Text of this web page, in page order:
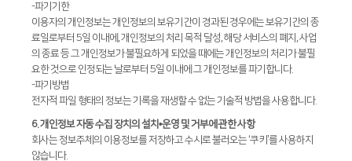
-파기기한
이용자의 개인정보는 개인정보의 보유기간이 경과된 경우에는 보유기간의 종
료일로부터 5일 이내에, 개인정보의 처리 목적 달성, 해당 서비스의 폐지, 사업
의 종료 등 그 개인정보가 불필요하게 되었을 때에는 개인정보의 처리가 불필
요한 것으로 인정되는 날로부터 5일 이내에 그 개인정보를 파기합니다.
-파기방법
전자적 파일 형태의 정보는 기록을 재생할 수 없는 기술적 방법을 사용합니다.
6. 개인정보 자동 수집 장치의 설치•운영 및 거부에 관한 사항
회사는 정보주체의 이용정보를 저장하고 수시로 불러오는 ‘쿠키’를 사용하지
않습니다.